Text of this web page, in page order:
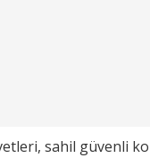
sahil güvenli